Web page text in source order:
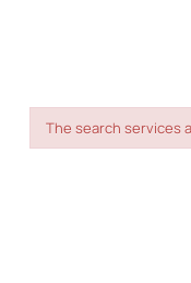
The search services